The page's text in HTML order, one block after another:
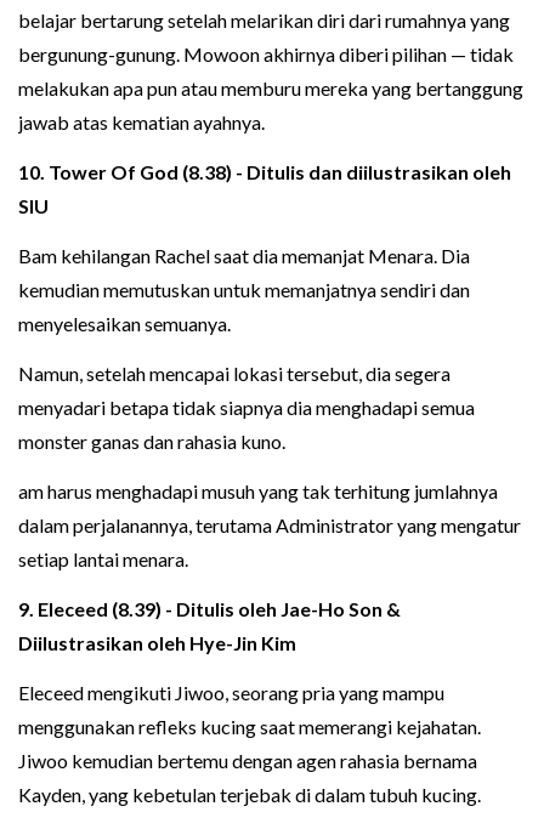
belajar bertarung setelah melarikan diri dari rumahnya yang
bergunung-gunung. Mowoon akhirnya diberi pilihan — tidak
melakukan apa pun atau memburu mereka yang bertanggung
jawab atas kematian ayahnya.
10. Tower Of God (8.38) - Ditulis dan diilustrasikan oleh
SIU
Bam kehilangan Rachel saat dia memanjat Menara. Dia
kemudian memutuskan untuk memanjatnya sendiri dan
menyelesaikan semuanya.
Namun, setelah mencapai lokasi tersebut, dia segera
menyadari betapa tidak siapnya dia menghadapi semua
monster ganas dan rahasia kuno.
am harus menghadapi musuh yang tak terhitung jumlahnya
dalam perjalanannya, terutama Administrator yang mengatur
setiap lantai menara.
9. Eleceed (8.39) - Ditulis oleh Jae-Ho Son &
Diilustrasikan oleh Hye-Jin Kim
Eleceed mengikuti Jiwoo, seorang pria yang mampu
menggunakan refleks kucing saat memerangi kejahatan.
Jiwoo kemudian bertemu dengan agen rahasia bernama
Kayden, yang kebetulan terjebak di dalam tubuh kucing.